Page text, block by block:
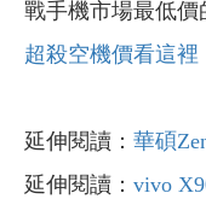
戰手機市場最低價
超殺空機價看這裡
延伸閱讀： 華碩
延伸閱讀： vivo